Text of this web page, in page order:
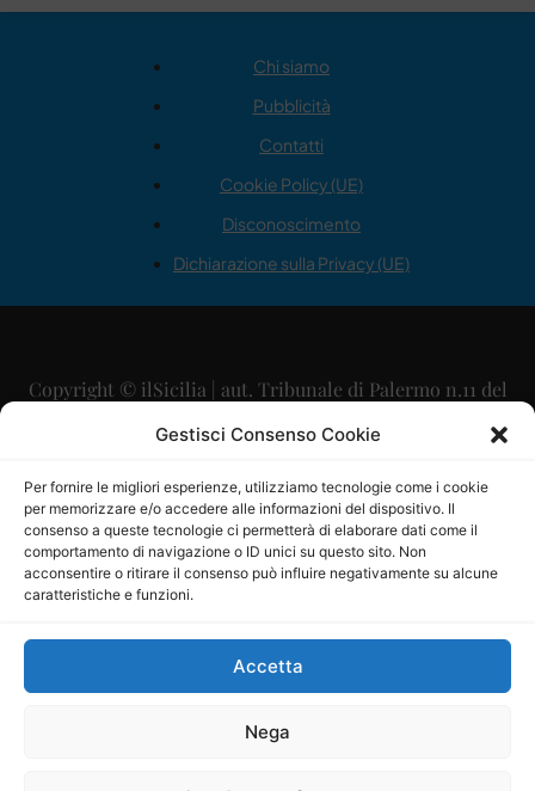
Gestisci Consenso Cookie
Per fornire le migliori esperienze, utilizziamo tecnologie come i cookie
per memorizzare e/o accedere alle informazioni del dispositivo. Il
consenso a queste tecnologie ci permetterà di elaborare dati come il
comportamento di navigazione o ID unici su questo sito. Non
acconsentire o ritirare il consenso può influire negativamente su alcune
caratteristiche e funzioni.
Accetta
Nega
Chi siamo
Pubblicità
Contatti
Cookie Policy (UE)
Disconoscimento
Dichiarazione sulla Privacy (UE)
Copyright © ilSicilia | aut. Tribunale di Palermo n.11 del
29/09/2015
Direttore Editoriale: Maurizio Scaglione
Direttore Responsabile: Maria Calabrese
P.IVA: 06334930820
Mercurio Comunicazione Società Cooperativa a r.l. è
iscritta al Registro degli Operatori di Comunicazione al